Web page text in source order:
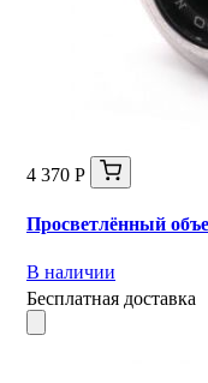
4 370 Р
Просветлённый
В наличии
Бесплатная доставка